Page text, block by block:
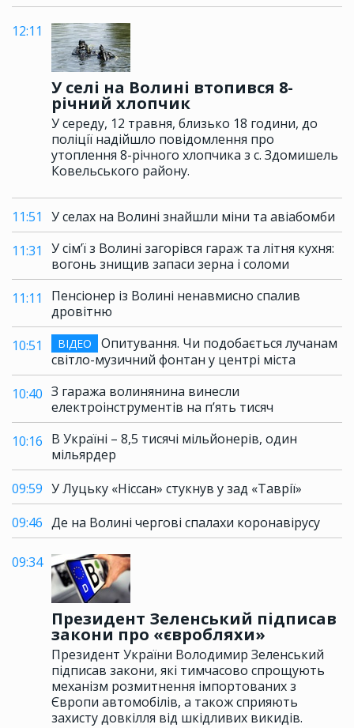
12:11
У селі на Волині втопився 8-
річний хлопчик
У середу, 12 травня, близько 18 години, до
поліції надійшло повідомлення про
утоплення 8-річного хлопчика з с. Здомишель
Ковельського району.
11:51
У селах на Волині знайшли міни та авіабомби
11:31
У сім’ї з Волині загорівся гараж та літня кухня:
вогонь знищив запаси зерна і соломи
11:11
Пенсіонер із Волині ненавмисно спалив
дровітню
10:51
ВІДЕО
Опитування. Чи подобається лучанам
світло-музичний фонтан у центрі міста
10:40 З гаража волинянина винесли
електроінструментів на п’ять тисяч
10:16 В Україні – 8,5 тисячі мільйонерів, один
мільярдер
09:59 У Луцьку «Ніссан» стукнув у зад «Таврії»
09:46 Де на Волині чергові спалахи коронавірусу
09:34
Президент Зеленський підписав
закони про «євробляхи»
Президент України Володимир Зеленський
підписав закони, які тимчасово спрощують
механізм розмитнення імпортованих з
Європи автомобілів, а також сприяють
захисту довкілля від шкідливих викидів.